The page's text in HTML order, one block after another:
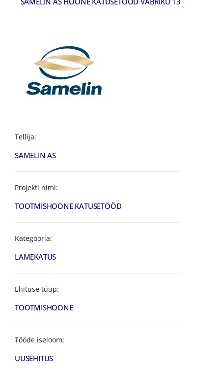
Tellija:
SAMELIN AS
Projekti nimi:
TOOTMISHOONE KATUSETÖÖD
Kategooria:
LAMEKATUS
Ehituse tüüp:
TOOTMISHOONE
Tööde iseloom:
UUSEHITUS